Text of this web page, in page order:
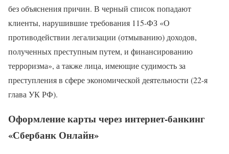
без объяснения причин. В черный список попадают
клиенты, нарушившие требования 115-ФЗ «О
противодействии легализации (отмыванию) доходов,
полученных преступным путем, и финансированию
терроризма», а также лица, имеющие судимость за
преступления в сфере экономической деятельности (22-я
глава УК РФ).
Оформление карты через интернет-банкинг
«Сбербанк Онлайн»